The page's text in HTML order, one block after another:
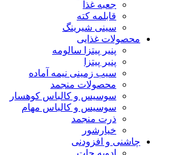
جعبه غذا
قابلمه کته
سینی شیرینگ
محصولات غذایی
پنیر پیتزا سالومه
پنیر پیتزا
سیب زمینی نیمه آماده
محصولات منجمد
سوسیس و کالباس کوهسار
سوسیس و کالباس مهام
ذرت منجمد
خیارشور
چاشنی و افزودنی